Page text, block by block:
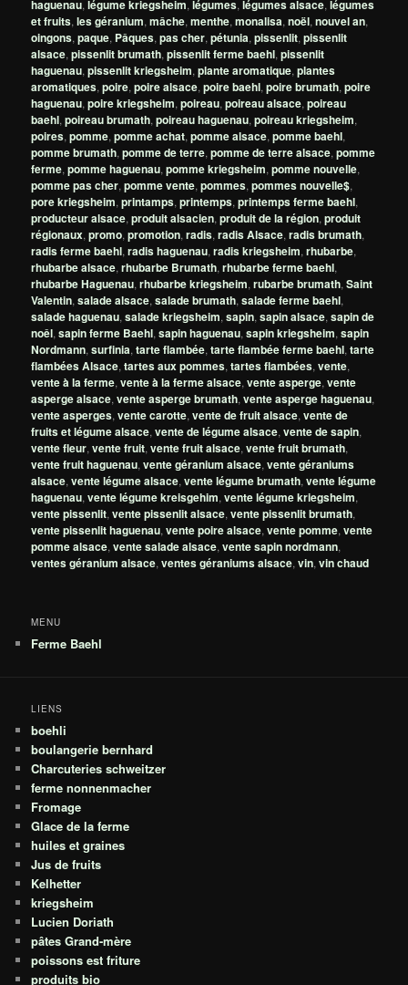
haguenau,légume kriegsheim,légumes,légumes alsace,légumes
et fruits,les géranium,mâche,menthe,monalisa,noël,nouvel an,
oingons,paque, Pâques,pas cher,pétunia,pissenlit,pissenlit
alsace,pissenlit brumath,pissenlit ferme baehl,pissenlit
haguenau,pissenlit kriegsheim,plante aromatique,plantes
aromatiques,poire,poire alsace,poire baehl,poire brumath,poire
haguenau,poire kriegsheim,poireau,poireau alsace,poireau
baehl,poireau brumath,poireau haguenau,poireau kriegsheim,
poires,pomme,pomme achat,pomme alsace,pomme baehl,
pomme brumath,pomme de terre,pomme de terre alsace,pomme
ferme,pomme haguenau,pomme kriegsheim,pomme nouvelle,
pomme pas cher,pomme vente,pommes,pommes nouvelle$,
pore kriegsheim,printamps,printemps,printemps ferme baehl,
producteur alsace,produit alsacien,produit de la région,produit
régionaux,promo,promotion,radis,radis Alsace,radis brumath,
radis ferme baehl,radis haguenau,radis kriegsheim,rhubarbe,
rhubarbe alsace,rhubarbe Brumath,rhubarbe ferme baehl,
rhubarbe Haguenau,rhubarbe kriegsheim,rubarbe brumath,Saint
Valentin,salade alsace,salade brumath,salade ferme baehl,
salade haguenau,salade kriegsheim,sapin,sapin alsace,sapin de
noêl,sapin ferme Baehl,sapin haguenau,sapin kriegsheim,sapin
Nordmann,surfinia,tarte flambée,tarte flambée ferme baehl,tarte
flambées Alsace,tartes aux pommes,tartes flambées,vente,
vente à la ferme,vente à la ferme alsace,vente asperge,vente
asperge alsace,vente asperge brumath,vente asperge haguenau,
vente asperges,vente carotte,vente de fruit alsace,vente de
fruits et légume alsace,vente de légume alsace,vente de sapin,
vente fleur,vente fruit,vente fruit alsace,vente fruit brumath,
vente fruit haguenau,vente géranium alsace,vente géraniums
alsace,vente légume alsace,vente légume brumath,vente légume
haguenau,vente légume kreisgehim,vente légume kriegsheim,
vente pissenlit,vente pissenlit alsace,vente pissenlit brumath,
vente pissenlit haguenau,vente poire alsace,vente pomme,vente
pomme alsace,vente salade alsace,vente sapin nordmann,
ventes géranium alsace,ventes géraniums alsace,vin,vin chaud
MENU
Ferme Baehl
LIENS
boehli
boulangerie bernhard
Charcuteries schweitzer
ferme nonnenmacher
Fromage
Glace de la ferme
huiles et graines
Jus de fruits
Kelhetter
kriegsheim
Lucien Doriath
pâtes Grand-mère
poissons est friture
produits bio